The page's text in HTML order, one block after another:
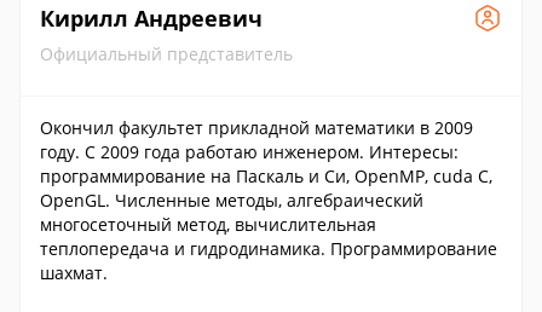
Кирилл Андреевич
Официальный представитель
Окончил факультет прикладной математики в 2009
году. С 2009 года работаю инженером. Интересы:
программирование на Паскаль и Си, OpenMP, cuda C,
OpenGL. Численные методы, алгебраический
многосеточный метод, вычислительная
теплопередача и гидродинамика. Программирование
шахмат.